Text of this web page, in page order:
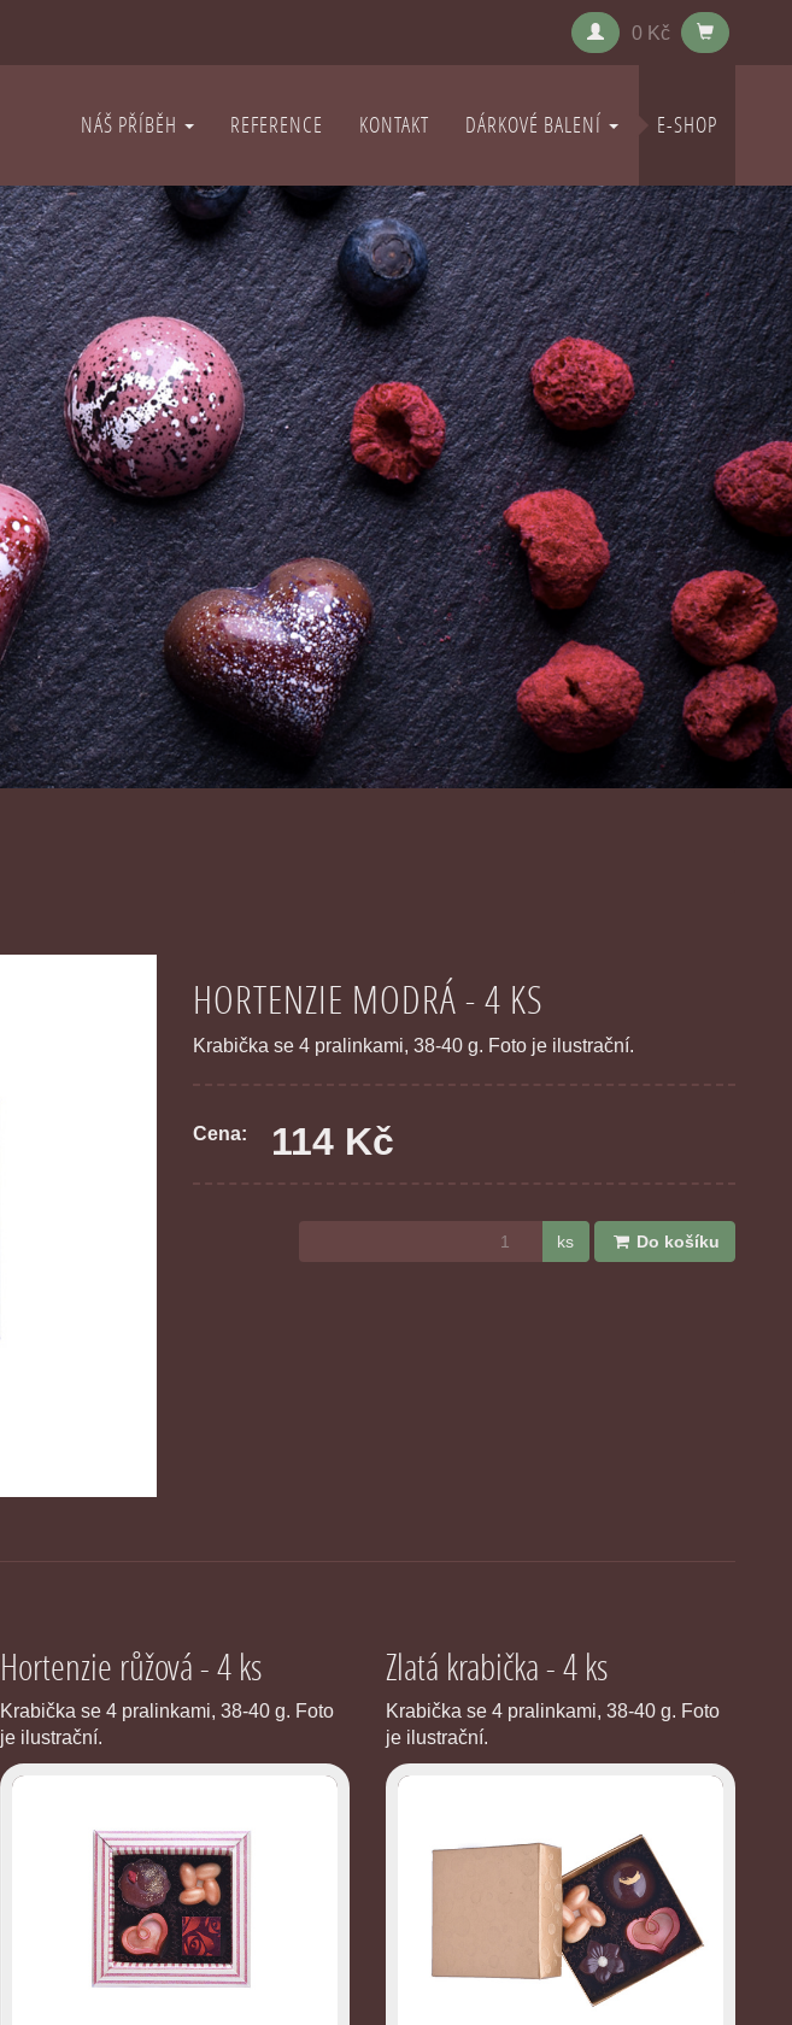
0 Kč
NÁŠ PŘÍBĚH REFERENCE KONTAKT DÁRKOVÉ BALENÍ E-SHOP
HORTENZIE MODRÁ - 4 KS
Krabička se 4 pralinkami, 38-40 g. Foto je ilustrační.
Cena: 114 Kč
ks Do košíku
Hortenzie růžová - 4 ks
Krabička se 4 pralinkami, 38-40 g. Foto
je ilustrační.
Zlatá krabička - 4 ks
Krabička se 4 pralinkami, 38-40 g. Foto
je ilustrační.